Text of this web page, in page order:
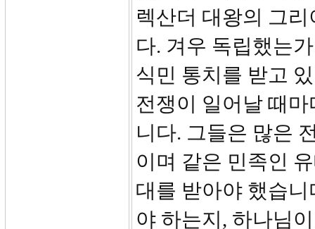
렉산더 대왕의 그
다. 겨우 독립했는
식민 통치를 받고
전쟁이 일어날 때
니다. 그들은 많은
이며 같은 민족인
대를 받아야 했습
야 하는지, 하나님